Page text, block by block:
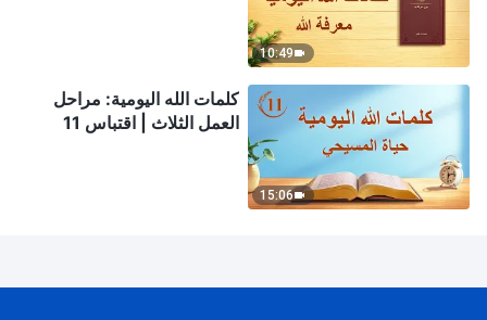
10:49
15:06
كلمات الله اليومية: مراحل
العمل الثلاث | اقتباس 11